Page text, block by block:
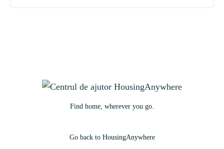
Find home, wherever you go.
Go back to HousingAnywhere